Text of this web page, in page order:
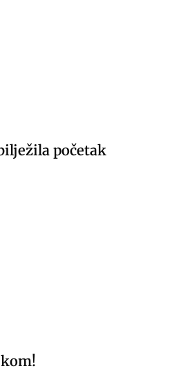
početak